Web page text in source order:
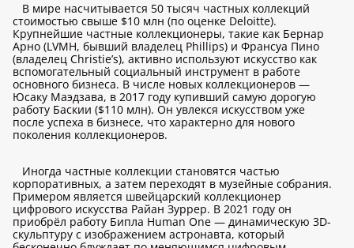
В мире насчитывается 50 тысяч частных коллекций
стоимостью свыше $10 млн (по оценке Deloitte).
Крупнейшие частные коллекционеры, такие как Бернар
Арно (LVMH, бывший владелец Phillips) и Франсуа Пино
(владелец Christie’s), активно используют искусство как
вспомогательный социальный инструмент в работе
основного бизнеса. В числе новых коллекционеров —
Юсаку Маэдзава, в 2017 году купивший самую дорогую
работу Баскии ($110 млн). Он увлекся искусством уже
после успеха в бизнесе, что характерно для нового
поколения коллекционеров.
Иногда частные коллекции становятся частью
корпоративных, а затем переходят в музейные собрания.
Примером является швейцарский коллекционер
цифрового искусства Райан Зуррер. В 2021 году он
приобрёл работу Бипла Human One — динамическую 3D-
скульптуру с изображением астронавта, который